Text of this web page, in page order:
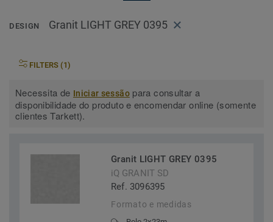
DESIGN Granit LIGHT GREY 0395
FILTERS (1)
Necessita de Iniciar sessãopara consultar a
disponibilidade do produto e encomendar online (somente
clientes Tarkett).
Granit LIGHT GREY 0395
iQ GRANIT SD
Ref. 3096395
Formato e medidas